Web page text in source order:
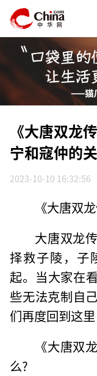
《大唐双龙
宁和寇仲的
2023-10-10 16:32:56
《大唐双
大唐双龙
择救子陵，子
起。当大家在
些无法克制自
们再度回到这
《大唐双
么?